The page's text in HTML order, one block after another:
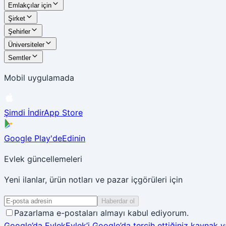
Emlakçılar için
Şirket
Şehirler
Üniversiteler
Semtler
Mobil uygulamada
Şimdi İndirApp Store
Google Play'deEdinin
Evlek güncellemeleri
Yeni ilanlar, ürün notları ve pazar içgörüleri için
Haberdar ol
Pazarlama e-postaları almayı kabul ediyorum.